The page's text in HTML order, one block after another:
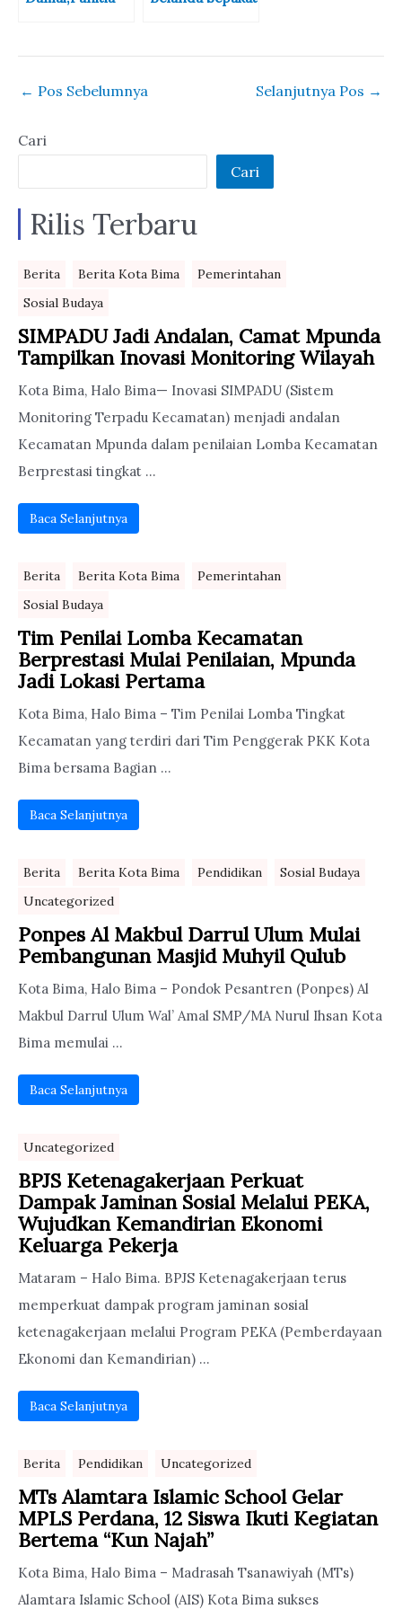
Dompu
Pilkades Damai
Transnasional
← Pos Sebelumnya Selanjutnya Pos →
Cari
Cari
Rilis Terbaru
Berita Berita Kota Bima
Pemerintahan
Sosial Budaya
SIMPADU Jadi Andalan, Camat Mpunda
Tampilkan Inovasi Monitoring Wilayah
Kota Bima, Halo Bima— Inovasi SIMPADU (Sistem
Monitoring Terpadu Kecamatan) menjadi andalan
Kecamatan Mpunda dalam penilaian Lomba Kecamatan
Berprestasi tingkat ...
Baca Selanjutnya
Berita Berita Kota Bima
Pemerintahan
Sosial Budaya
Tim Penilai Lomba Kecamatan
Berprestasi Mulai Penilaian, Mpunda
Jadi Lokasi Pertama
Kota Bima, Halo Bima – Tim Penilai Lomba Tingkat
Kecamatan yang terdiri dari Tim Penggerak PKK Kota
Bima bersama Bagian ...
Baca Selanjutnya
Berita Berita Kota Bima Pendidikan
Sosial Budaya
Uncategorized
Ponpes Al Makbul Darrul Ulum Mulai
Pembangunan Masjid Muhyil Qulub
Kota Bima, Halo Bima – Pondok Pesantren (Ponpes) Al
Makbul Darrul Ulum Wal’ Amal SMP/MA Nurul Ihsan Kota
Bima memulai ...
Baca Selanjutnya
Uncategorized
BPJS Ketenagakerjaan Perkuat
Dampak Jaminan Sosial Melalui PEKA,
Wujudkan Kemandirian Ekonomi
Keluarga Pekerja
Mataram – Halo Bima. BPJS Ketenagakerjaan terus
memperkuat dampak program jaminan sosial
ketenagakerjaan melalui Program PEKA (Pemberdayaan
Ekonomi dan Kemandirian) ...
Baca Selanjutnya
Berita Pendidikan Uncategorized
MTs Alamtara Islamic School Gelar
MPLS Perdana, 12 Siswa Ikuti Kegiatan
Bertema “Kun Najah”
Kota Bima, Halo Bima – Madrasah Tsanawiyah (MTs)
Alamtara Islamic School (AIS) Kota Bima sukses